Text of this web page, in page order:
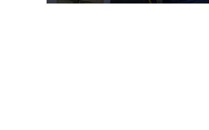
555 TABLETS POR